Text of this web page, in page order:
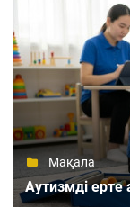
Мақала
Аутизмді